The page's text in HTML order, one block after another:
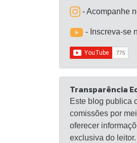
- Acompanhe
- Inscreva-se
Transparência
Este blog publica
comissões por
oferecer
exclusiva do leitor.